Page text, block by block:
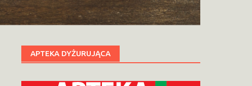
APTEKA DYŻURUJĄCA